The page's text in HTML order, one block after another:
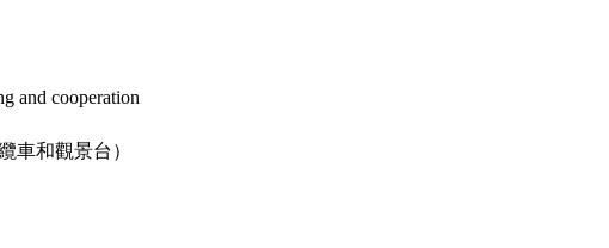
and cooperation
車和觀景台）